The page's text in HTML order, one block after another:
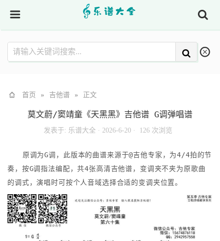
首页 » 吉他谱 » 正文
莫文蔚/窦靖童《天黑黑》吉他谱 G调弹唱谱
发表于: 乐谱大全 · 2026-6-20 · 126 次浏览
原调为G调，此版本的曲谱来源于@吉他专家，为4/4拍的节
奏，按G调指法编配，共4张高清吉他谱，变调夹不夹为原歌曲
的调式，演唱时可按个人音域选择合适的变调夹位置。